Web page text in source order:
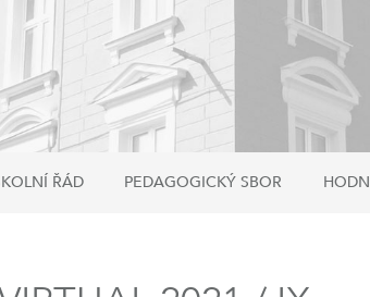
ŘÁD PEDAGOGICKÝ SBOR